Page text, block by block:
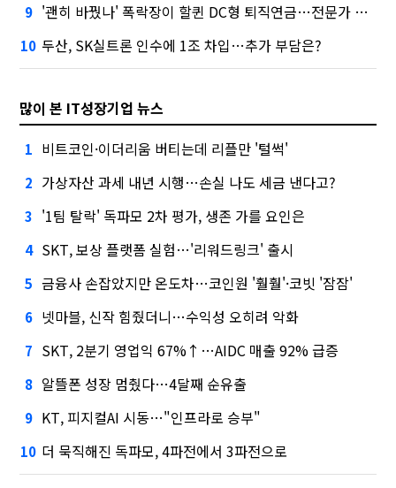
9 '괜히 바꿨나' 폭락장이 할퀸 DC형 퇴직연금…전문가 조언은
10 두산, SK실트론 인수에 1조 차입…추가 부담은?
많이 본 IT성장기업 뉴스
1 비트코인·이더리움 버티는데 리플만 '털썩'
2 가상자산 과세 내년 시행…손실 나도 세금 낸다고?
3 '1팀 탈락' 독파모 2차 평가, 생존 가를 요인은
4 SKT, 보상 플랫폼 실험…'리워드링크' 출시
5 금융사 손잡았지만 온도차…코인원 '훨훨'·코빗 '잠잠'
6 넷마블, 신작 힘줬더니…수익성 오히려 악화
7 SKT, 2분기 영업익 67%↑…AIDC 매출 92% 급증
8 알뜰폰 성장 멈췄다…4달째 순유출
9 KT, 피지컬AI 시동…"인프라로 승부"
10 더 묵직해진 독파모, 4파전에서 3파전으로